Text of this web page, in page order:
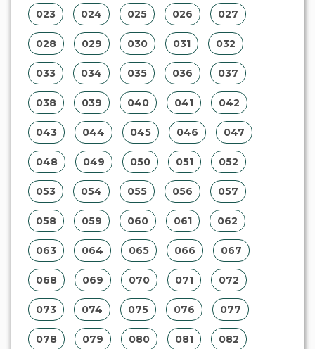
058 059 060 061 062
063 064 065 066 067
068 069 070 071 072
073 074 075 076 077
078 079 080 081 082
083 084 085 086 087
088 089 090 091 092
093 094 095 096 097
098 099 100 101 102
104 105 106 107 108
110 111 112 113 114 115
116 117 118 119 120 121